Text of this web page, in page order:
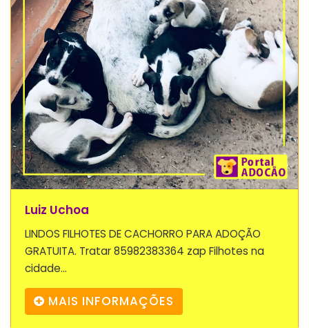
Luiz Uchoa
LINDOS FILHOTES DE CACHORRO PARA ADOÇÃO
GRATUITA. Tratar 85982383364 zap Filhotes na
cidade...
MAIS INFORMAÇÕES